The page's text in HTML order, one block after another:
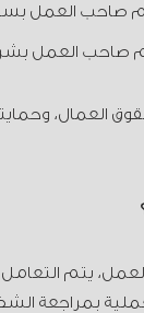
صاحب العمل
صاحب العمل
العمال،
يتم التعامل